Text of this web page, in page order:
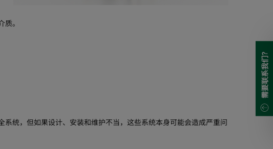
。
统，但如果设计、安装和维护不当，这些系统本身可能会造成严重问
需要联系我们?